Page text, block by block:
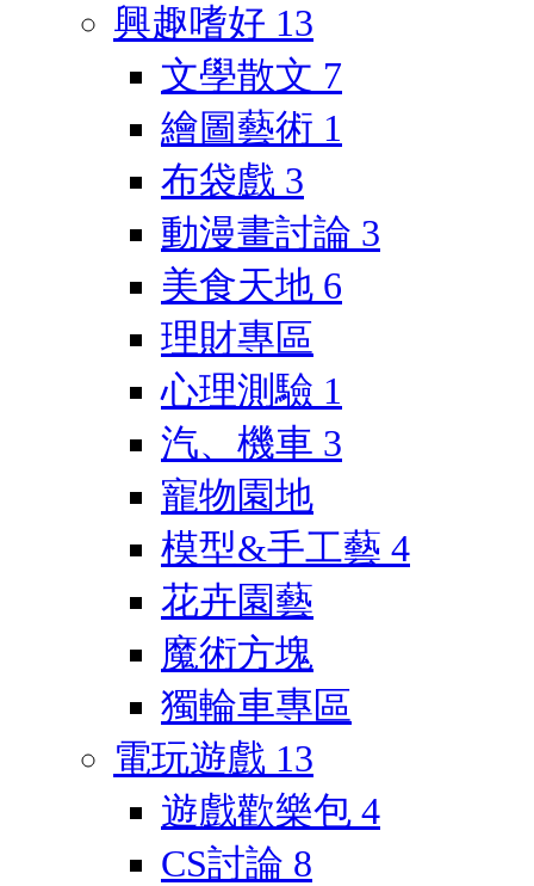
興趣嗜好 13
文學散文 7
繪圖藝術 1
布袋戲 3
動漫畫討論 3
美食天地 6
理財專區
心理測驗 1
汽、機車 3
寵物園地
模型&手工藝 4
花卉園藝
魔術方塊
獨輪車專區
電玩遊戲 13
遊戲歡樂包 4
CS討論 8